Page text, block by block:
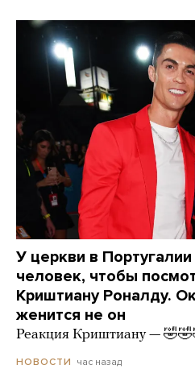
У церкви в
человек, чтобы
Криштиану Роналду.
женится не он
Реакция Криштиану —
НОВОСТИ час назад